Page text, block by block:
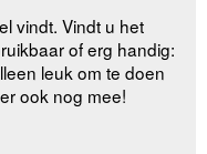
vindt. Vindt u het
of erg handig:
leuk om te doen
ook nog mee!